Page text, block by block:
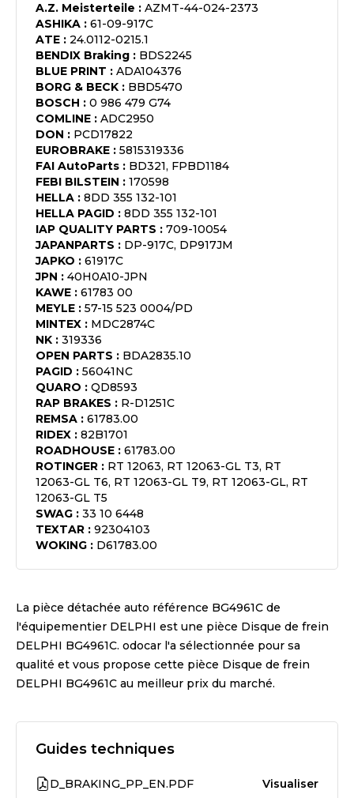
A.Z. Meisterteile : AZMT-44-024-2373
ASHIKA : 61-09-917C
ATE : 24.0112-0215.1
BENDIX Braking : BDS2245
BLUE PRINT : ADA104376
BORG & BECK : BBD5470
BOSCH : 0 986 479 G74
COMLINE : ADC2950
DON : PCD17822
EUROBRAKE : 5815319336
FAI AutoParts : BD321, FPBD1184
FEBI BILSTEIN : 170598
HELLA : 8DD 355 132-101
HELLA PAGID : 8DD 355 132-101
IAP QUALITY PARTS : 709-10054
JAPANPARTS : DP-917C, DP917JM
JAPKO : 61917C
JPN : 40H0A10-JPN
KAWE : 61783 00
MEYLE : 57-15 523 0004/PD
MINTEX : MDC2874C
NK : 319336
OPEN PARTS : BDA2835.10
PAGID : 56041NC
QUARO : QD8593
RAP BRAKES : R-D1251C
REMSA : 61783.00
RIDEX : 82B1701
ROADHOUSE : 61783.00
ROTINGER : RT 12063, RT 12063-GL T3, RT
12063-GL T6, RT 12063-GL T9, RT 12063-GL, RT
12063-GL T5
SWAG : 33 10 6448
TEXTAR : 92304103
WOKING : D61783.00
La pièce détachée auto référence BG4961C de
l'équipementier DELPHI est une pièce Disque de frein
DELPHI BG4961C. odocar l'a sélectionnée pour sa
qualité et vous propose cette pièce Disque de frein
DELPHI BG4961C au meilleur prix du marché.
Guides techniques
D_BRAKING_PP_EN.PDF Visualiser